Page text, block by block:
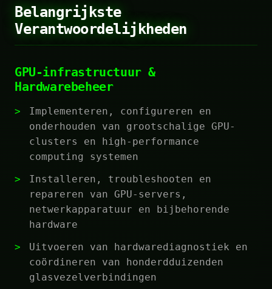
Belangrijkste
Verantwoordelijkheden
GPU-infrastructuur &
Hardwarebeheer
Implementeren, configureren en
onderhouden van grootschalige GPU-
clusters en high-performance
computing systemen
Installeren, troubleshooten en
repareren van GPU-servers,
netwerkapparatuur en bijbehorende
hardware
Uitvoeren van hardwarediagnostiek en
coördineren van honderdduizenden
glasvezelverbindingen